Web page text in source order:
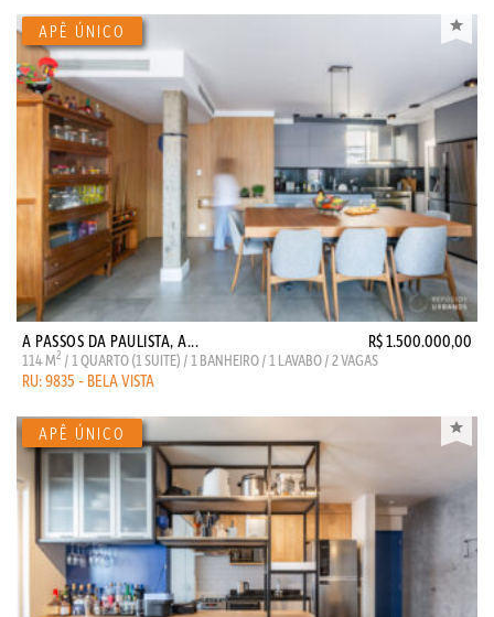
A PASSOS DA PAULISTA, A... R$ 1.500.000,00
114 M2 / 1 QUARTO (1 SUITE) / 1 BANHEIRO / 1 LAVABO / 2 VAGAS
RU: 9835 - BELA VISTA